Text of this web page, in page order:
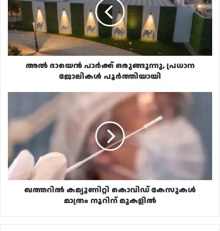
ഒരുങ്ങുന്നു,
പ്രധാന
ജോലികൾ
പൂർത്തിയായി
അൽ ദായെൻ പാർക്ക് ഒരുങ്ങുന്നു, പ്രധാന
ജോലികൾ പൂർത്തിയായി
കൊവിഡ്
കേസുകൾ
മാത്രം
നൂറിന്
മുകളിൽ
ഖത്തറിൽ കമ്യൂണിറ്റി കൊവിഡ് കേസുകൾ
മാത്രം നൂറിന് മുകളിൽ